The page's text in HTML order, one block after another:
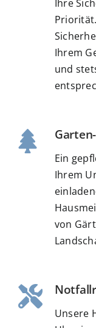
Ihre
Ihrem
und
Ein
Ihrem
von
Unsere